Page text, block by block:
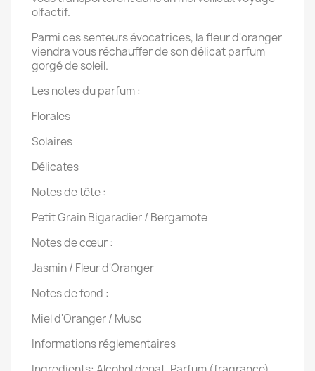
olfactif.
Parmi ces senteurs évocatrices, la fleur d'oranger
viendra vous réchauffer de son délicat parfum
gorgé de soleil.
Les notes du parfum :
Florales
Solaires
Délicates
Notes de tête :
Petit Grain Bigaradier / Bergamote
Notes de cœur :
Jasmin / Fleur d'Oranger
Notes de fond :
Miel d'Oranger / Musc
Informations réglementaires